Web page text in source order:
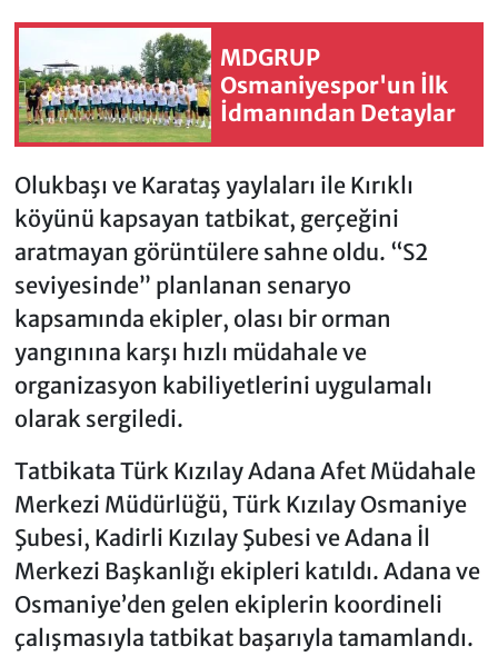
MDGRUP
Osmaniyespor'un İlk
İdmanından Detaylar
Olukbaşı ve Karataş yaylaları ile Kırıklı
köyünü kapsayan tatbikat, gerçeğini
aratmayan görüntülere sahne oldu. “S2
seviyesinde” planlanan senaryo
kapsamında ekipler, olası bir orman
yangınına karşı hızlı müdahale ve
organizasyon kabiliyetlerini uygulamalı
olarak sergiledi.
Tatbikata Türk Kızılay Adana Afet Müdahale
Merkezi Müdürlüğü, Türk Kızılay Osmaniye
Şubesi, Kadirli Kızılay Şubesi ve Adana İl
Merkezi Başkanlığı ekipleri katıldı. Adana ve
Osmaniye’den gelen ekiplerin koordineli
çalışmasıyla tatbikat başarıyla tamamlandı.